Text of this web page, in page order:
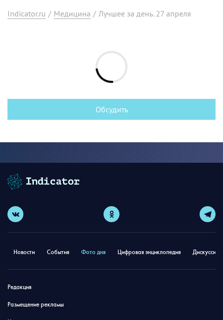
Indicator.ru / Медицина / Лучшее за день. 27 апреля
Обсудить
Новости События Фото дня Цифровая энциклопедия
Редакция
Размещение рекламы